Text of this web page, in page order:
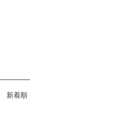
新着順